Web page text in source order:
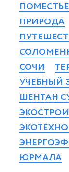
ПОМЕСТЬЕ
ПРИРОДА
СОЧИ
УЧЕБНЫЙ
ШЕНТАН
ЮРМАЛА